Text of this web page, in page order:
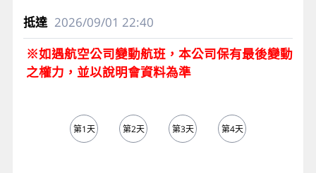
2026/09/01 22:40
※如遇航空公司變動航班，本公司保有最後變動
之權力，並以說明會資料為準
第1天 第2天 第3天 第4天